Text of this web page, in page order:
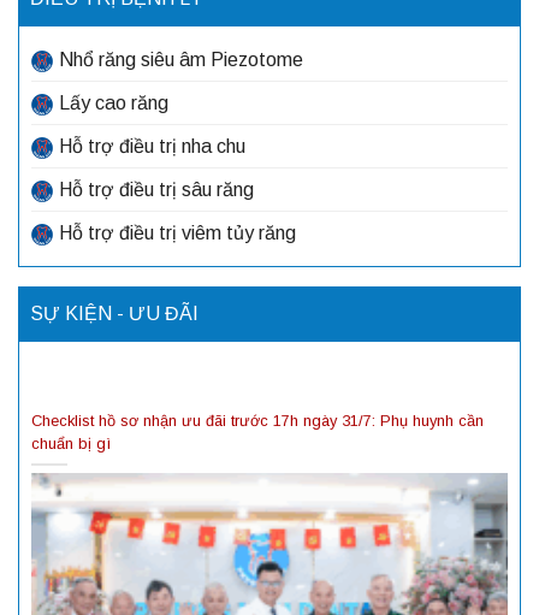
Nhổ răng siêu âm Piezotome
Lấy cao răng
Hỗ trợ điều trị nha chu
Hỗ trợ điều trị sâu răng
Hỗ trợ điều trị viêm tủy răng
SỰ KIỆN - ƯU ĐÃI
Checklist hồ sơ nhận ưu đãi trước 17h ngày 31/7: Phụ huynh cần
chuẩn bị gì